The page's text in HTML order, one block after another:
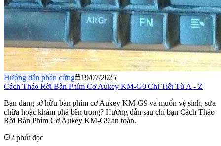
Hướng dẫn phần cứng
19/07/2025
Cách Tháo Rời Bàn Phím Cơ Aukey KM-G9 Chi Tiết Từ A - Z
​Bạn đang sở hữu bàn phím cơ Aukey KM-G9 và muốn vệ sinh, sửa
chữa hoặc khám phá bên trong? Hướng dẫn sau chỉ bạn Cách Tháo
Rời Bàn Phím Cơ Aukey KM-G9 an toàn.
2 phút đọc